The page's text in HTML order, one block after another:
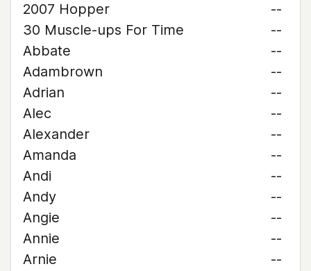
2007 Hopper
--
30 Muscle-ups For Time
--
Abbate
--
Adambrown
--
Adrian
--
Alec
--
Alexander
--
Amanda
--
Andi
--
Andy
--
Angie
--
Annie
--
Arnie
--